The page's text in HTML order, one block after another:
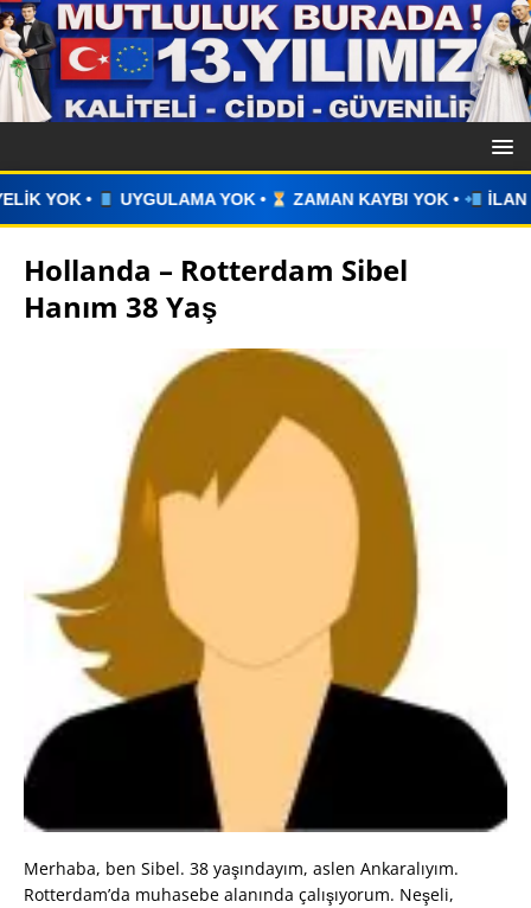
YOK • ZAMAN KAYBI YOK • İLAN VERİN • WHATSAPP
Hollanda – Rotterdam Sibel
Hanım 38 Yaş
Merhaba, ben Sibel. 38 yaşındayım, aslen Ankaralıyım.
Rotterdam’da muhasebe alanında çalışıyorum. Neşeli,